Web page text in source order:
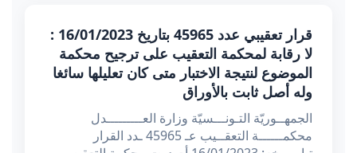
قرار تعقيبي عدد 45965 بتاريخ 16/01/2023 :
لا رقابة لمحكمة التعقيب على ترجيح محكمة
الموضوع لنتيجة الاختبار متى كان تعليلها سائغا
وله أصل ثابت بالأوراق
الجمهــوريّة التـونـــسيّة وزارة العـــــــــدل
محكمــــــة التعقــيب عـ 45965 ـدد القرار